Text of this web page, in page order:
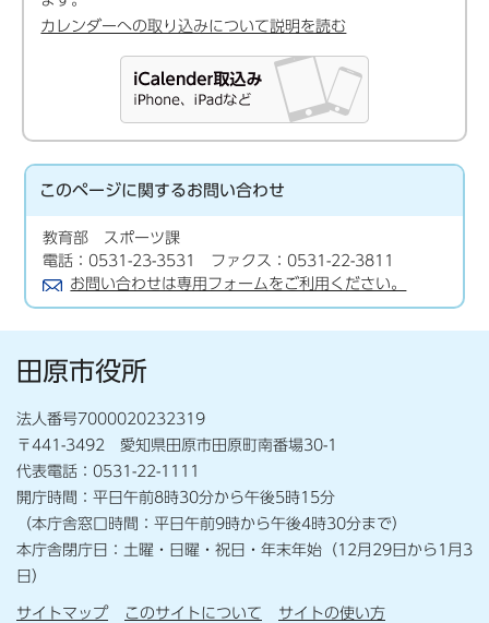
カレンダーへの取り込みについて説明を読む
このページに関するお問い合わせ
教育部 スポーツ課
電話：0531-23-3531 ファクス：0531-22-3811
お問い合わせは専用フォームをご利用ください。
田原市役所
法人番号7000020232319
〒441-3492 愛知県田原市田原町南番場30-1
代表電話：0531-22-1111
開庁時間：平日午前8時30分から午後5時15分
（本庁舎窓口時間：平日午前9時から午後4時30分まで）
本庁舎閉庁日：土曜・日曜・祝日・年末年始（12月29日から1月3
日）
サイトマップ このサイトについて サイトの使い方